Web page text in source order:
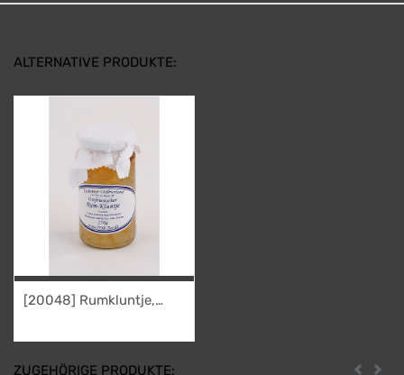
ALTERNATIVE PRODUKTE:
[20048] Rumkluntje,
ZUGEHÖRIGE PRODUKTE: